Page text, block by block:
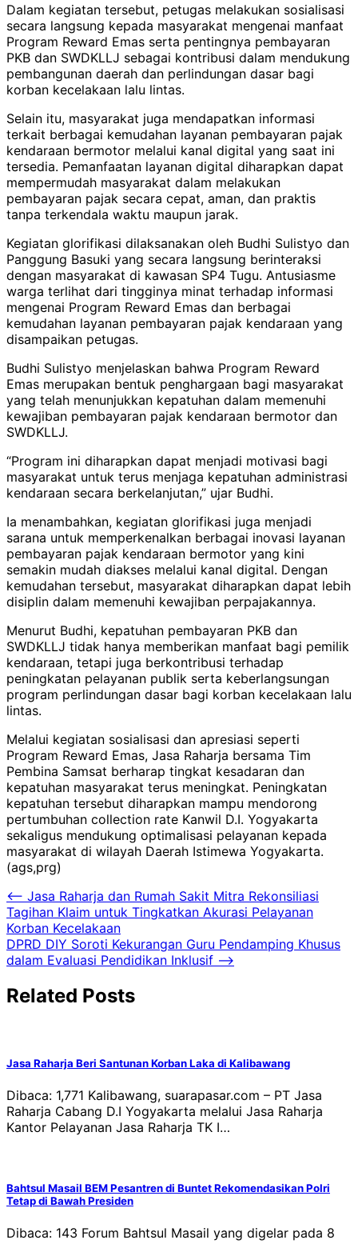
Dalam kegiatan tersebut, petugas melakukan sosialisasi
secara langsung kepada masyarakat mengenai manfaat
Program Reward Emas serta pentingnya pembayaran
PKB dan SWDKLLJ sebagai kontribusi dalam mendukung
pembangunan daerah dan perlindungan dasar bagi
korban kecelakaan lalu lintas.
Selain itu, masyarakat juga mendapatkan informasi
terkait berbagai kemudahan layanan pembayaran pajak
kendaraan bermotor melalui kanal digital yang saat ini
tersedia. Pemanfaatan layanan digital diharapkan dapat
mempermudah masyarakat dalam melakukan
pembayaran pajak secara cepat, aman, dan praktis
tanpa terkendala waktu maupun jarak.
Kegiatan glorifikasi dilaksanakan oleh Budhi Sulistyo dan
Panggung Basuki yang secara langsung berinteraksi
dengan masyarakat di kawasan SP4 Tugu. Antusiasme
warga terlihat dari tingginya minat terhadap informasi
mengenai Program Reward Emas dan berbagai
kemudahan layanan pembayaran pajak kendaraan yang
disampaikan petugas.
Budhi Sulistyo menjelaskan bahwa Program Reward
Emas merupakan bentuk penghargaan bagi masyarakat
yang telah menunjukkan kepatuhan dalam memenuhi
kewajiban pembayaran pajak kendaraan bermotor dan
SWDKLLJ.
“Program ini diharapkan dapat menjadi motivasi bagi
masyarakat untuk terus menjaga kepatuhan administrasi
kendaraan secara berkelanjutan,” ujar Budhi.
Ia menambahkan, kegiatan glorifikasi juga menjadi
sarana untuk memperkenalkan berbagai inovasi layanan
pembayaran pajak kendaraan bermotor yang kini
semakin mudah diakses melalui kanal digital. Dengan
kemudahan tersebut, masyarakat diharapkan dapat lebih
disiplin dalam memenuhi kewajiban perpajakannya.
Menurut Budhi, kepatuhan pembayaran PKB dan
SWDKLLJ tidak hanya memberikan manfaat bagi pemilik
kendaraan, tetapi juga berkontribusi terhadap
peningkatan pelayanan publik serta keberlangsungan
program perlindungan dasar bagi korban kecelakaan lalu
lintas.
Melalui kegiatan sosialisasi dan apresiasi seperti
Program Reward Emas, Jasa Raharja bersama Tim
Pembina Samsat berharap tingkat kesadaran dan
kepatuhan masyarakat terus meningkat. Peningkatan
kepatuhan tersebut diharapkan mampu mendorong
pertumbuhan collection rate Kanwil D.I. Yogyakarta
sekaligus mendukung optimalisasi pelayanan kepada
masyarakat di wilayah Daerah Istimewa Yogyakarta.
(ags,prg)
Navigasi
pos
⟵ Jasa Raharja dan Rumah Sakit Mitra Rekonsiliasi
Tagihan Klaim untuk Tingkatkan Akurasi Pelayanan
Korban Kecelakaan
DPRD DIY Soroti Kekurangan Guru Pendamping Khusus
dalam Evaluasi Pendidikan Inklusif ⟶
Related Posts
Jasa Raharja Beri Santunan Korban Laka di Kalibawang
Dibaca: 1,771 Kalibawang, suarapasar.com – PT Jasa
Raharja Cabang D.I Yogyakarta melalui Jasa Raharja
Kantor Pelayanan Jasa Raharja TK I…
Bahtsul Masail BEM Pesantren di Buntet Rekomendasikan Polri
Tetap di Bawah Presiden
Dibaca: 143 Forum Bahtsul Masail yang digelar pada 8